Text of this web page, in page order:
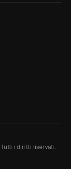
Tutti i diritti riservati.